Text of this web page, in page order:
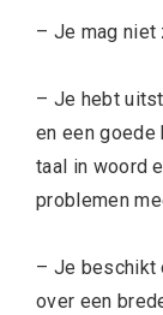
– Je mag niet
– Je hebt
en een goede
taal in woord
problemen
– Je beschikt
over een